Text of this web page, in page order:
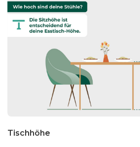
Tischhöhe